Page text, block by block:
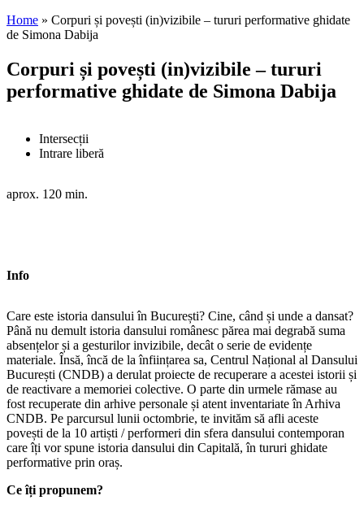
Home » Corpuri și povești (in)vizibile – tururi performative ghidate
de Simona Dabija
Corpuri și povești (in)vizibile – tururi
performative ghidate de Simona Dabija
Intersecții
Intrare liberă
aprox. 120 min.
Info
Care este istoria dansului în București? Cine, când și unde a dansat?
Până nu demult istoria dansului românesc părea mai degrabă suma
absențelor și a gesturilor invizibile, decât o serie de evidențe
materiale. Însă, încă de la înființarea sa, Centrul Național al Dansului
București (CNDB) a derulat proiecte de recuperare a acestei istorii și
de reactivare a memoriei colective. O parte din urmele rămase au
fost recuperate din arhive personale și atent inventariate în Arhiva
CNDB. Pe parcursul lunii octombrie, te invităm să afli aceste
povești de la 10 artiști / performeri din sfera dansului contemporan
care îți vor spune istoria dansului din Capitală, în tururi ghidate
performative prin oraș.
Ce îți propunem?